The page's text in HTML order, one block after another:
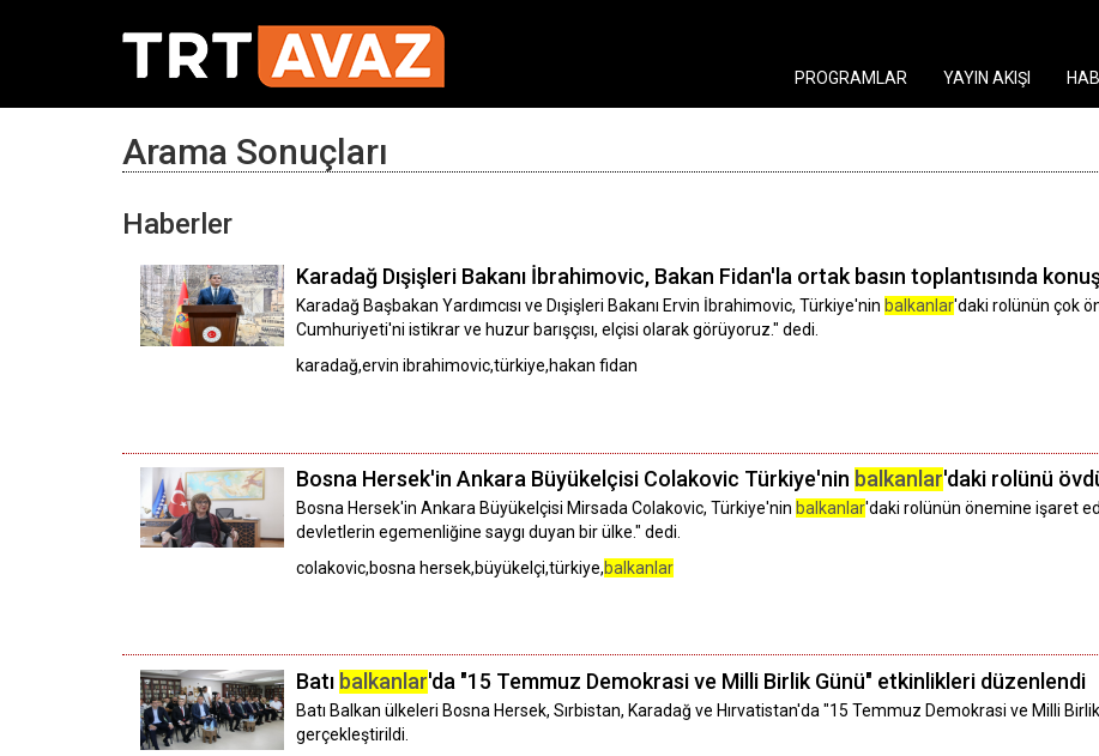
PROGRAMLAR YAYIN AKIŞI
Arama Sonuçları
Haberler
Karadağ Dışişleri Bakanı İbrahimovic, Bakan Fidan'la ortak basın toplantısında
Karadağ Başbakan Yardımcısı ve Dışişleri Bakanı Ervin İbrahimovic, Türkiye'nin balkanlar'daki rolünün çok
Cumhuriyeti'ni istikrar ve huzur barışçısı, elçisi olarak görüyoruz." dedi.
karadağ,ervin ibrahimovic,türkiye,hakan fidan
Bosna Hersek'in Ankara Büyükelçisi Colakovic Türkiye'nin balkanlar'daki rolünü
Bosna Hersek'in Ankara Büyükelçisi Mirsada Colakovic, Türkiye'nin balkanlar'daki rolünün önemine işaret
devletlerin egemenliğine saygı duyan bir ülke." dedi.
colakovic,bosna hersek,büyükelçi,türkiye,balkanlar
Batı balkanlar'da "15 Temmuz Demokrasi ve Milli Birlik Günü" etkinlikleri düzenlendi
Batı Balkan ülkeleri Bosna Hersek, Sırbistan, Karadağ ve Hırvatistan'da "15 Temmuz Demokrasi ve Milli
gerçekleştirildi.